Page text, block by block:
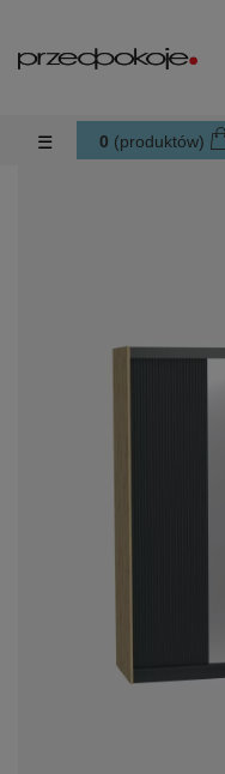
Toggle navigation
☰ 0 (produktów)